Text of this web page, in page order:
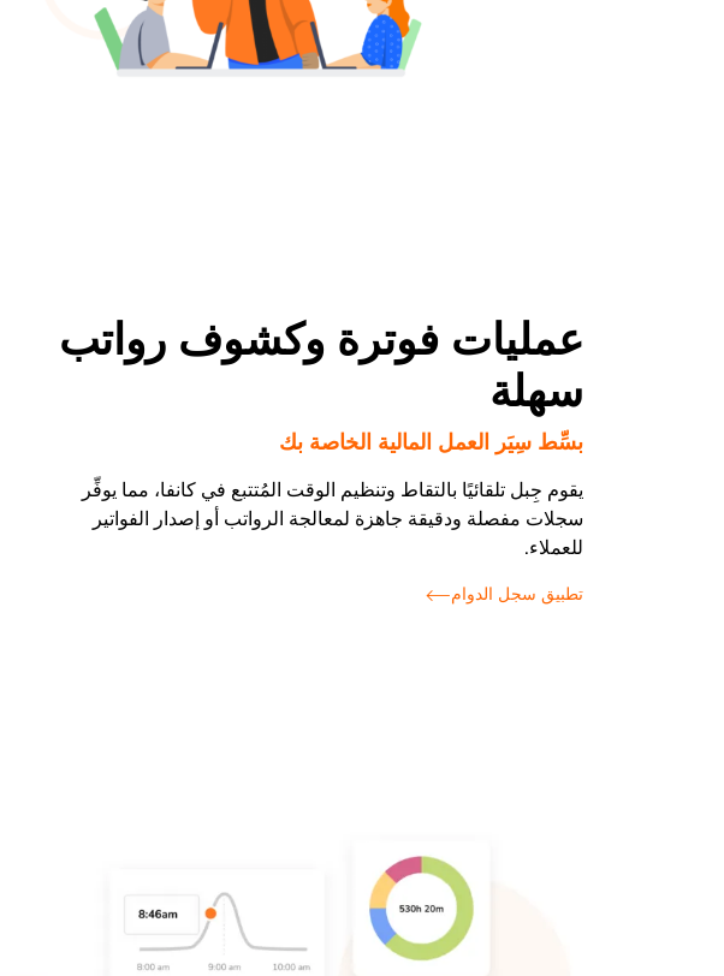
عمليات فوترة وكشوف رواتب
سهلة
بسِّط سِيَر العمل المالية الخاصة بك
يقوم جِبل تلقائيًا بالتقاط وتنظيم الوقت المُتتبع في كانفا، مما يوفِّر
سجلات مفصلة ودقيقة جاهزة لمعالجة الرواتب أو إصدار الفواتير
للعملاء.
تطبيق سجل الدوام